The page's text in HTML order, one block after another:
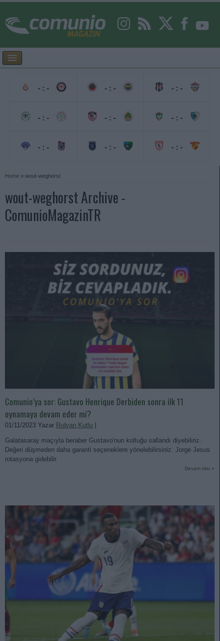
- : -
- : -
- : -
- : -
- : -
- : -
- : -
- : -
- : -
Home » wout-weghorst
wout-weghorst Archive -
ComunioMagazinTR
Comunio’ya sor: Gustavo Henrique Derbiden sonra ilk 11
oynamaya devam eder mi?
01/11/2023 Yazar Rıdvan Kutlu
Galatasaray maçıyla beraber Gustavo'nun koltuğu sallandı diyebiliriz.
Değeri düşmeden daha garanti seçeneklere yönelebilirsiniz. Jorge Jesus
rotasyona gidebilir.
Devam oku »